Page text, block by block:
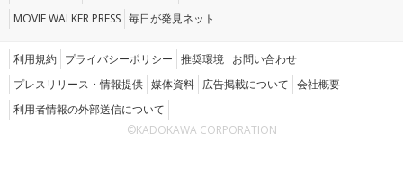
MOVIE WALKER PRESS 毎日が発見ネット
利用規約 プライバシーポリシー 推奨環境 お問い合わせ
プレスリリース・情報提供 媒体資料 広告掲載について 会社概要
利用者情報の外部送信について
©KADOKAWA CORPORATION